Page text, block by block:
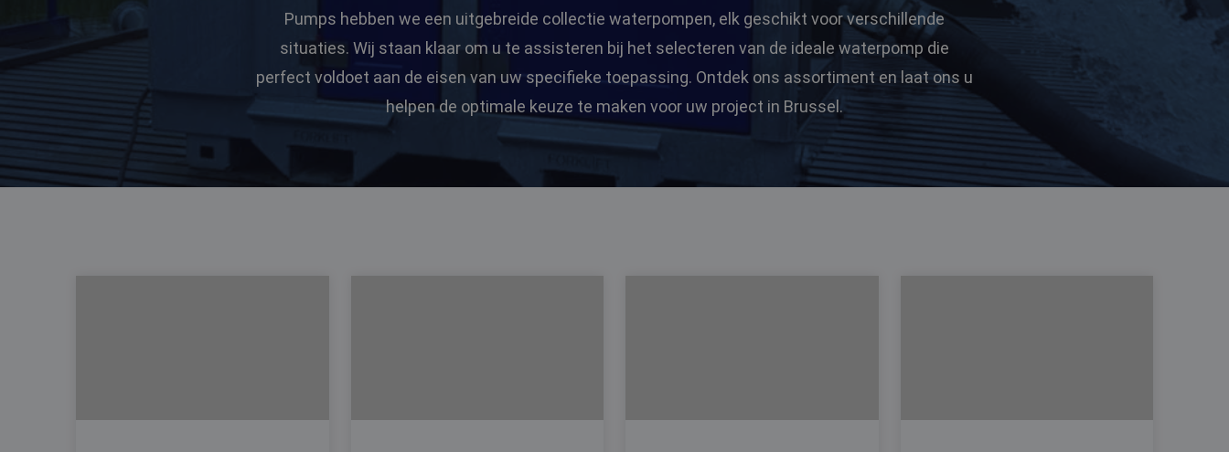
Pumps hebben we een uitgebreide collectie waterpompen, elk geschikt voor verschillende
situaties. Wij staan klaar om u te assisteren bij het selecteren van de ideale waterpomp die
perfect voldoet aan de eisen van uw specifieke toepassing. Ontdek ons assortiment en laat ons u
helpen de optimale keuze te maken voor uw project in Brussel.